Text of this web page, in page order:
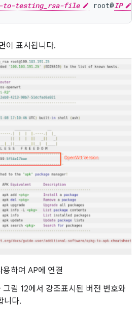
to-testing_rsa-file root@IP
이 표시됩니다.
용하여 AP에 연결
림 12에서 강조표시된 버전 번호와
니다.